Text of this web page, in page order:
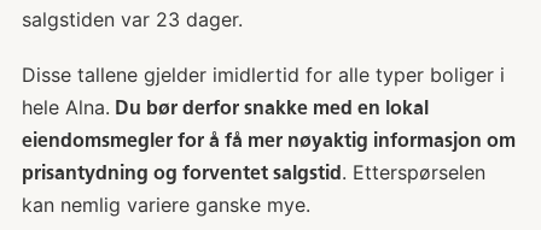
salgstiden var 23 dager.
Disse tallene gjelder imidlertid for alle typer boliger i
hele Alna. Du bør derfor snakke med en lokal
eiendomsmegler for å få mer nøyaktig informasjon om
prisantydning og forventet salgstid. Etterspørselen
kan nemlig variere ganske mye.